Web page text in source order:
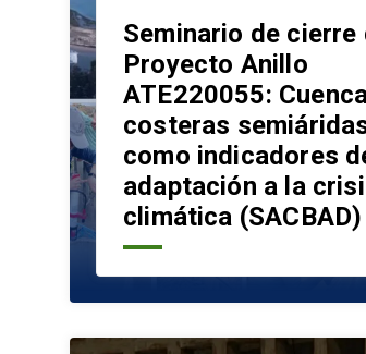
Seminario de cierre
Proyecto Anillo
ATE220055:
costeras
como indicadores
adaptación a la
climática (SACBAD)